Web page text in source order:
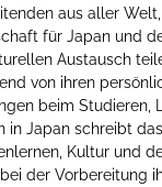
aus aller
für Japan und
Austausch
von ihren
beim Studieren,
in Japan schreibt
Kultur und
der Vorbereitung